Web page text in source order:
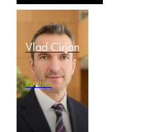
Vlad Cirjan
Partner